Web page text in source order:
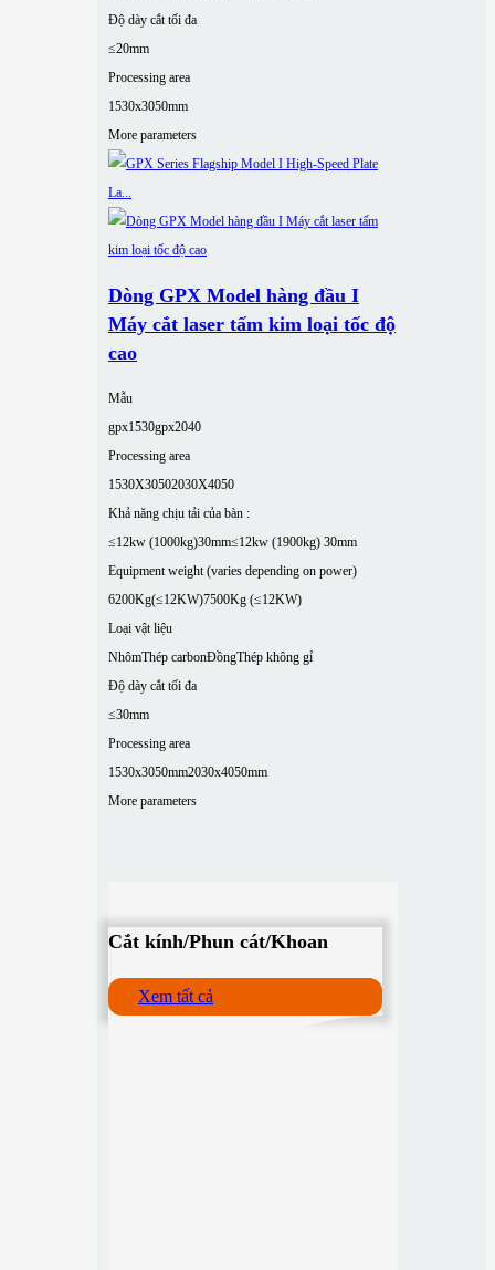
Độ dày cắt tối đa
≤20mm
Processing area
1530x3050mm
More parameters
Dòng GPX Model hàng đầu I
Máy cắt laser tấm kim loại tốc độ
cao
Mẫu
gpx1530gpx2040
Processing area
1530X30502030X4050
Khả năng chịu tải của bàn :
≤12kw (1000kg)30mm≤12kw (1900kg) 30mm
Equipment weight (varies depending on power)
6200Kg(≤12KW)7500Kg (≤12KW)
Loại vật liệu
NhômThép carbonĐồngThép không gỉ
Độ dày cắt tối đa
≤30mm
Processing area
1530x3050mm2030x4050mm
More parameters
Cắt kính/Phun cát/Khoan
Xem tất cả